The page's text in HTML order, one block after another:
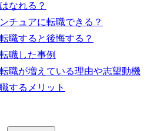
なれる？
チュアに転職できる？
職すると後悔する？
職した事例
職が増えている理由や志望動機
するメリット